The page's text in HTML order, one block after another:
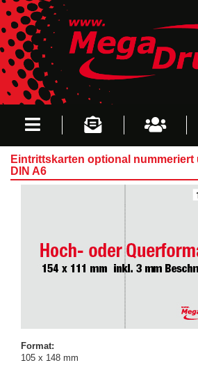
Eintrittskarten optional nummeriert
DIN A6
Format:
105 x 148 mm